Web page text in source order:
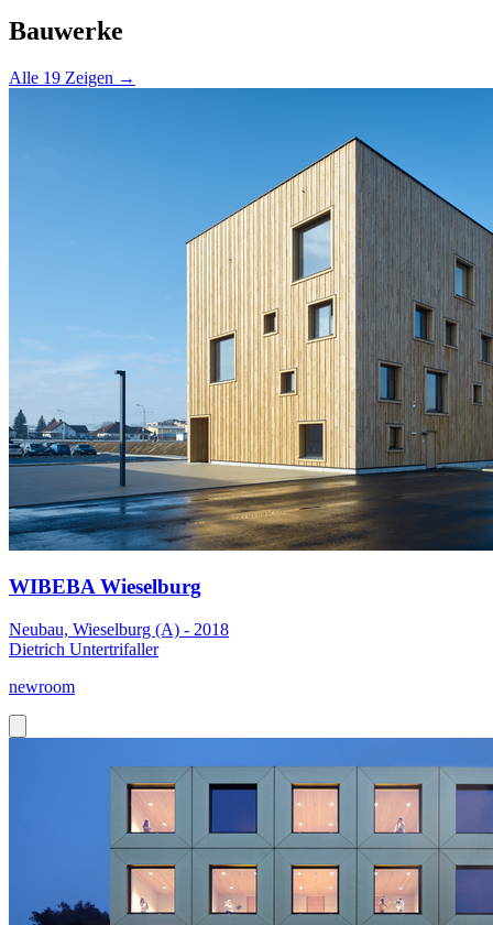
Bauwerke
Alle 19 Zeigen →
WIBEBA Wieselburg
Neubau, Wieselburg (A) - 2018
Dietrich Untertrifaller
newroom